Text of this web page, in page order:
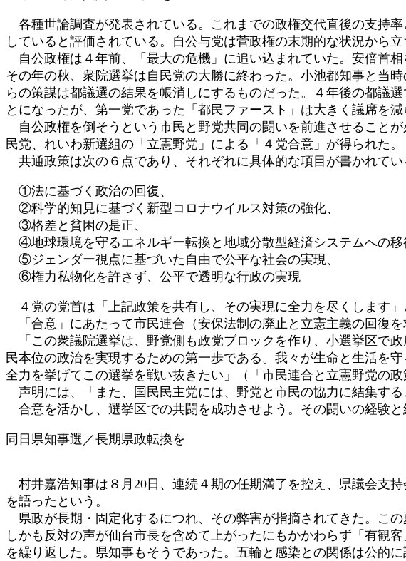
各種世論調査が発表されている。これまでの政権交代直後の支持
していると評価されている。自公与党は菅政権の末期的な状況から
自公政権は４年前、「最大の危機」に追い込まれていた。安倍首
その年の秋、衆院選挙は自民党の大勝に終わった。小池都知事と当
らの策謀は都議選の結果を帳消しにするものだった。４年後の都議
とになったが、第一党であった「都民ファースト」は大きく議席を減
自公政権を倒そうという市民と野党共同の闘いを前進させること
民党、れいわ新選組の「立憲野党」による「４党合意」が得られた。
共通政策は次の６点であり、それぞれに具体的な項目が書かれてい
①法に基づく政治の回復、
②科学的知見に基づく新型コロナウイルス対策の強化、
③格差と貧困の是正、
④地球環境を守るエネルギー転換と地域分散型経済システムへの移
⑤ジェンダー視点に基づいた自由で公平な社会の実現、
⑥権力私物化を許さず、公平で透明な行政の実現
４党の党首は「上記政策を共有し、その実現に全力を尽くします」
「合意」にあたって市民連合（安保法制の廃止と立憲主義の回復を
「この衆議院選挙は、野党側も政党ブロックを作り、小選挙区で
民本位の政治を実現するための第一歩である。我々が生命と生活を
全力を挙げてこの選挙を戦い抜きたい」（「市民連合と立憲野党の
声明には、「また、国民民主党には、野党と市民の協力に結集する
合意を活かし、選挙区での共闘を成功させよう。その闘いの経験
同日県知事選／長期県政転換を
村井嘉浩知事は８月20日、連続４期の任期満了を控え、県議会支
を語ったという。
県政が長期・固定化するにつれ、その弊害が指摘されてきた。こ
しかも反対の声が仙台市長を含めて上がったにもかかわらず「有観
を繰り返した。県知事もそうであった。五輪と感染との関係は公的